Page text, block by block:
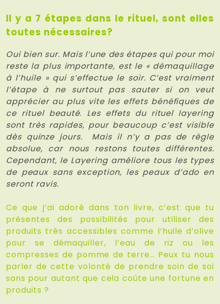
Il y a 7 étapes dans le rituel, sont elles
toutes nécessaires?
Oui bien sur. Mais l’une des étapes qui pour moi
reste la plus importante, est le « démaquillage
à l’huile » qui s’effectue le soir. C’est vraiment
l’étape à ne surtout pas sauter si on veut
apprécier au plus vite les effets bénéfiques de
ce rituel beauté. Les effets du rituel layering
sont très rapides, pour beaucoup c’est visible
dès quinze jours. Mais il n’y a pas de règle
absolue, car nous restons toutes différentes.
Cependant, le Layering améliore tous les types
de peaux sans exception, les peaux d’ado en
seront ravis.
Ce que j’ai adoré dans ton livre, c’est que tu
présentes des possibilités pour utiliser des
produits très accessibles comme l’huile d’olive
pour se démaquiller, l’eau de riz ou les
compresses de pomme de terre… Peux tu nous
parler de cette volonté de prendre soin de soi
sans pour autant que cela coûte une fortune en
produits ?